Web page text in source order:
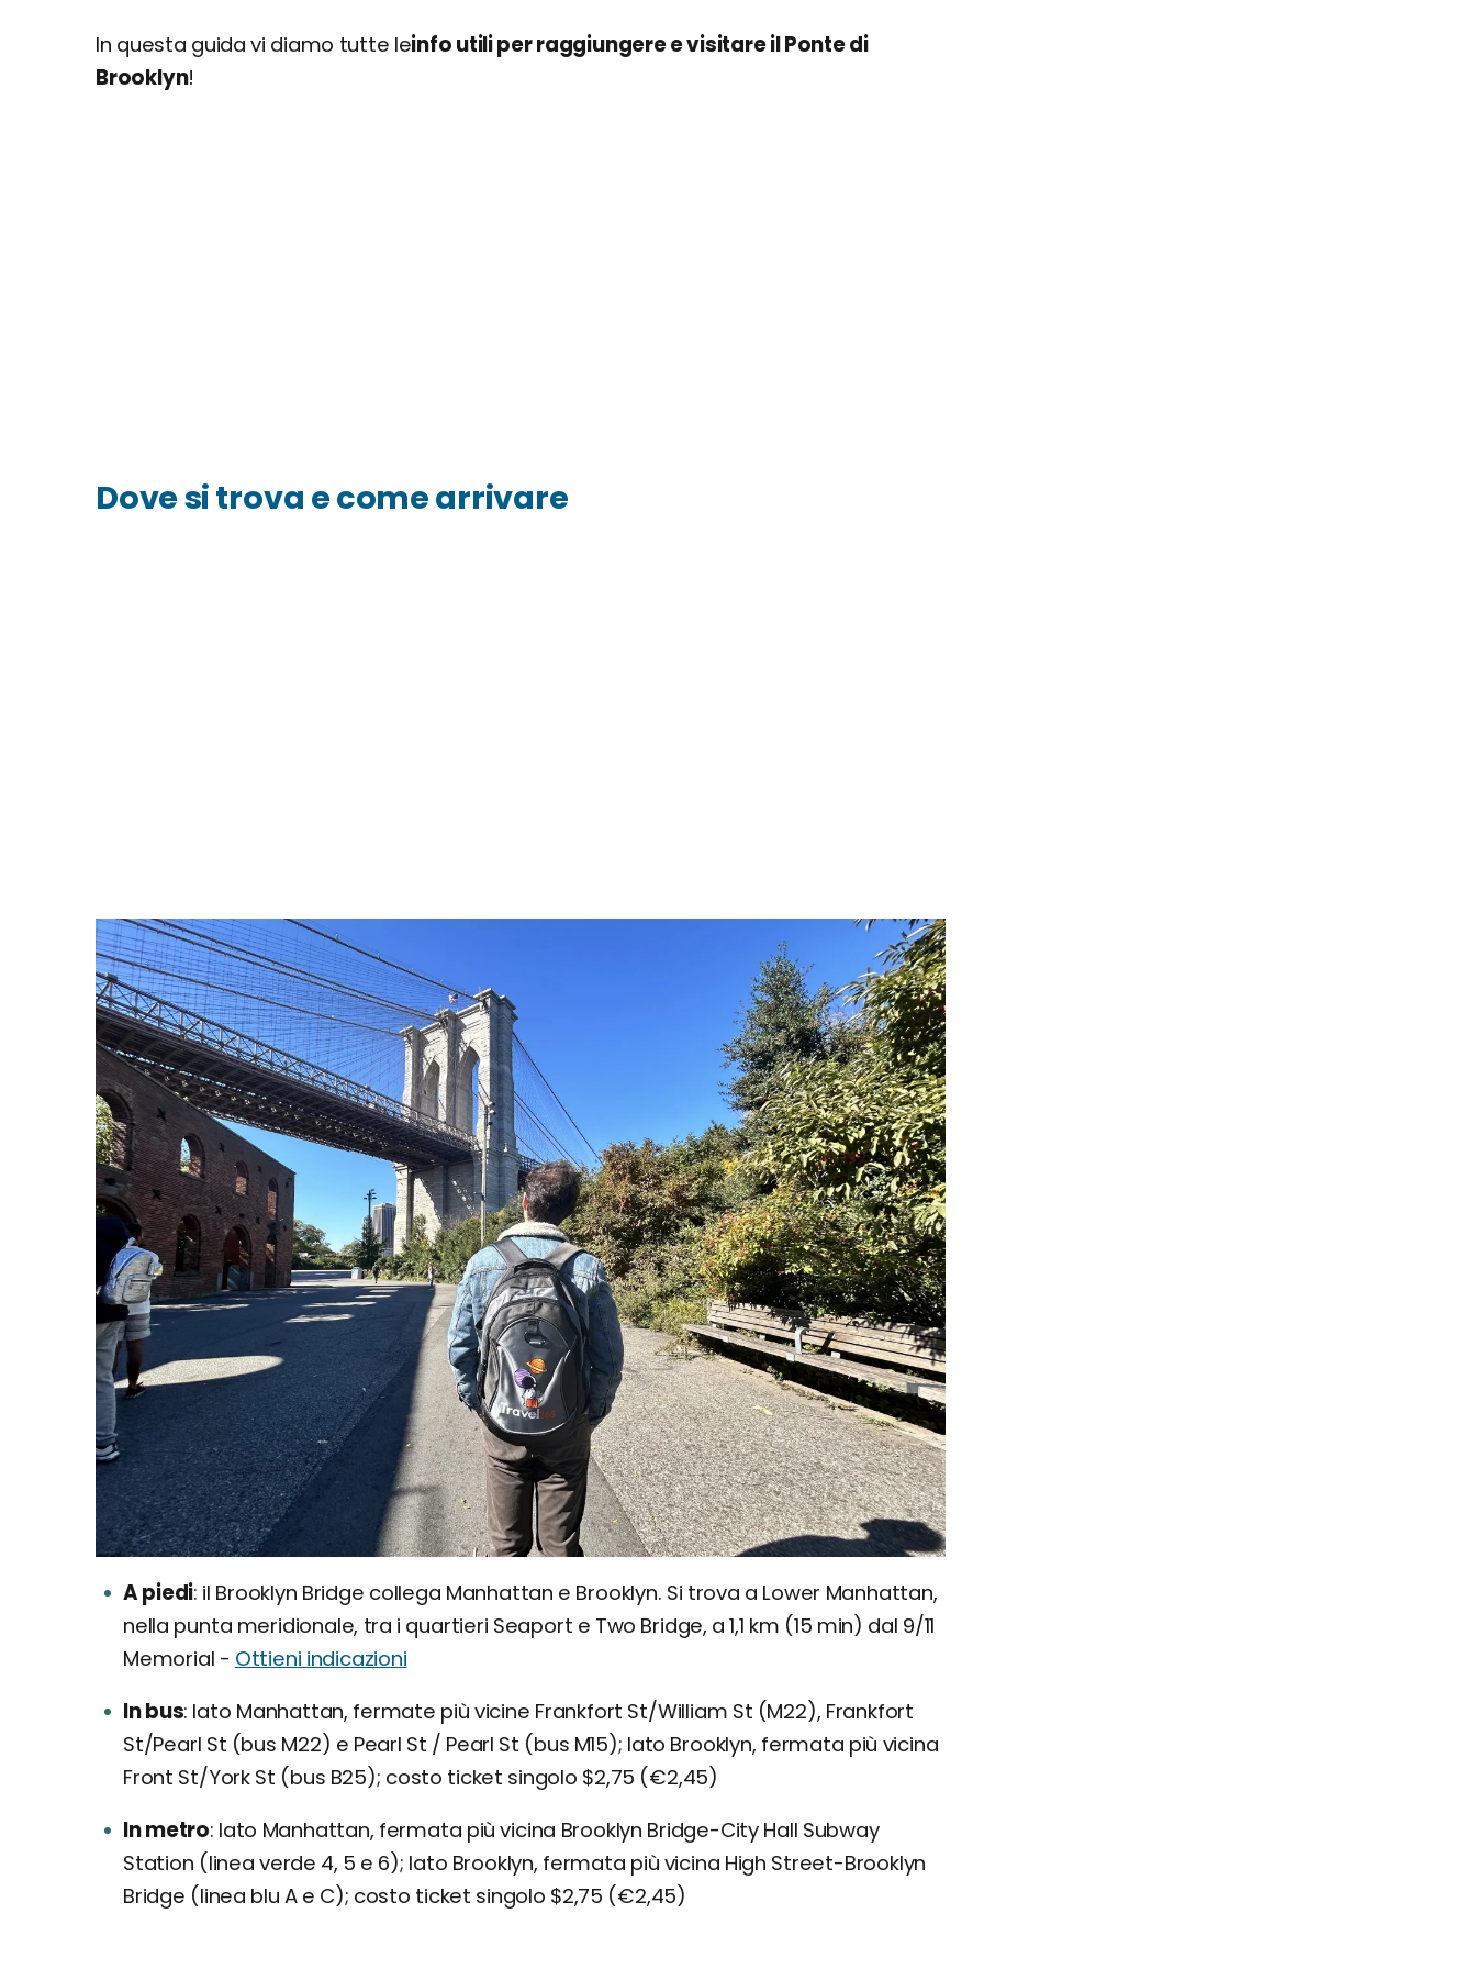
In questa guida vi diamo tutte leinfo utili per raggiungere e visitare il Ponte di
Brooklyn!
Dove si trova e come arrivare
A piedi il Brooklyn Bridge collega Manhattan e Brooklyn. Si trova a Lower Manhattan,
nella punta meridionale, tra i quartieri Seaport e Two Bridge, a 1,1 km (15 min) dal 9/11
Memorial - Ottieni indicazioni
In bus lato Manhattan, fermate più vicine Frankfort St/William St (M22), Frankfort
St/Pearl St (bus M22) e Pearl St / Pearl St (bus M15); lato Brooklyn, fermata più vicina
Front St/York St (bus B25); costo ticket singolo $2,75 (€2,45)
In metro lato Manhattan, fermata più vicina Brooklyn Bridge-City Hall Subway
Station (linea verde 4, 5 e 6); lato Brooklyn, fermata più vicina High Street-Brooklyn
Bridge (linea blu A e C); costo ticket singolo $2,75 (€2,45)